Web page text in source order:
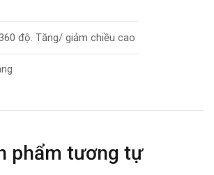
độ. Tăng/ giảm chiều cao
phẩm tương tự